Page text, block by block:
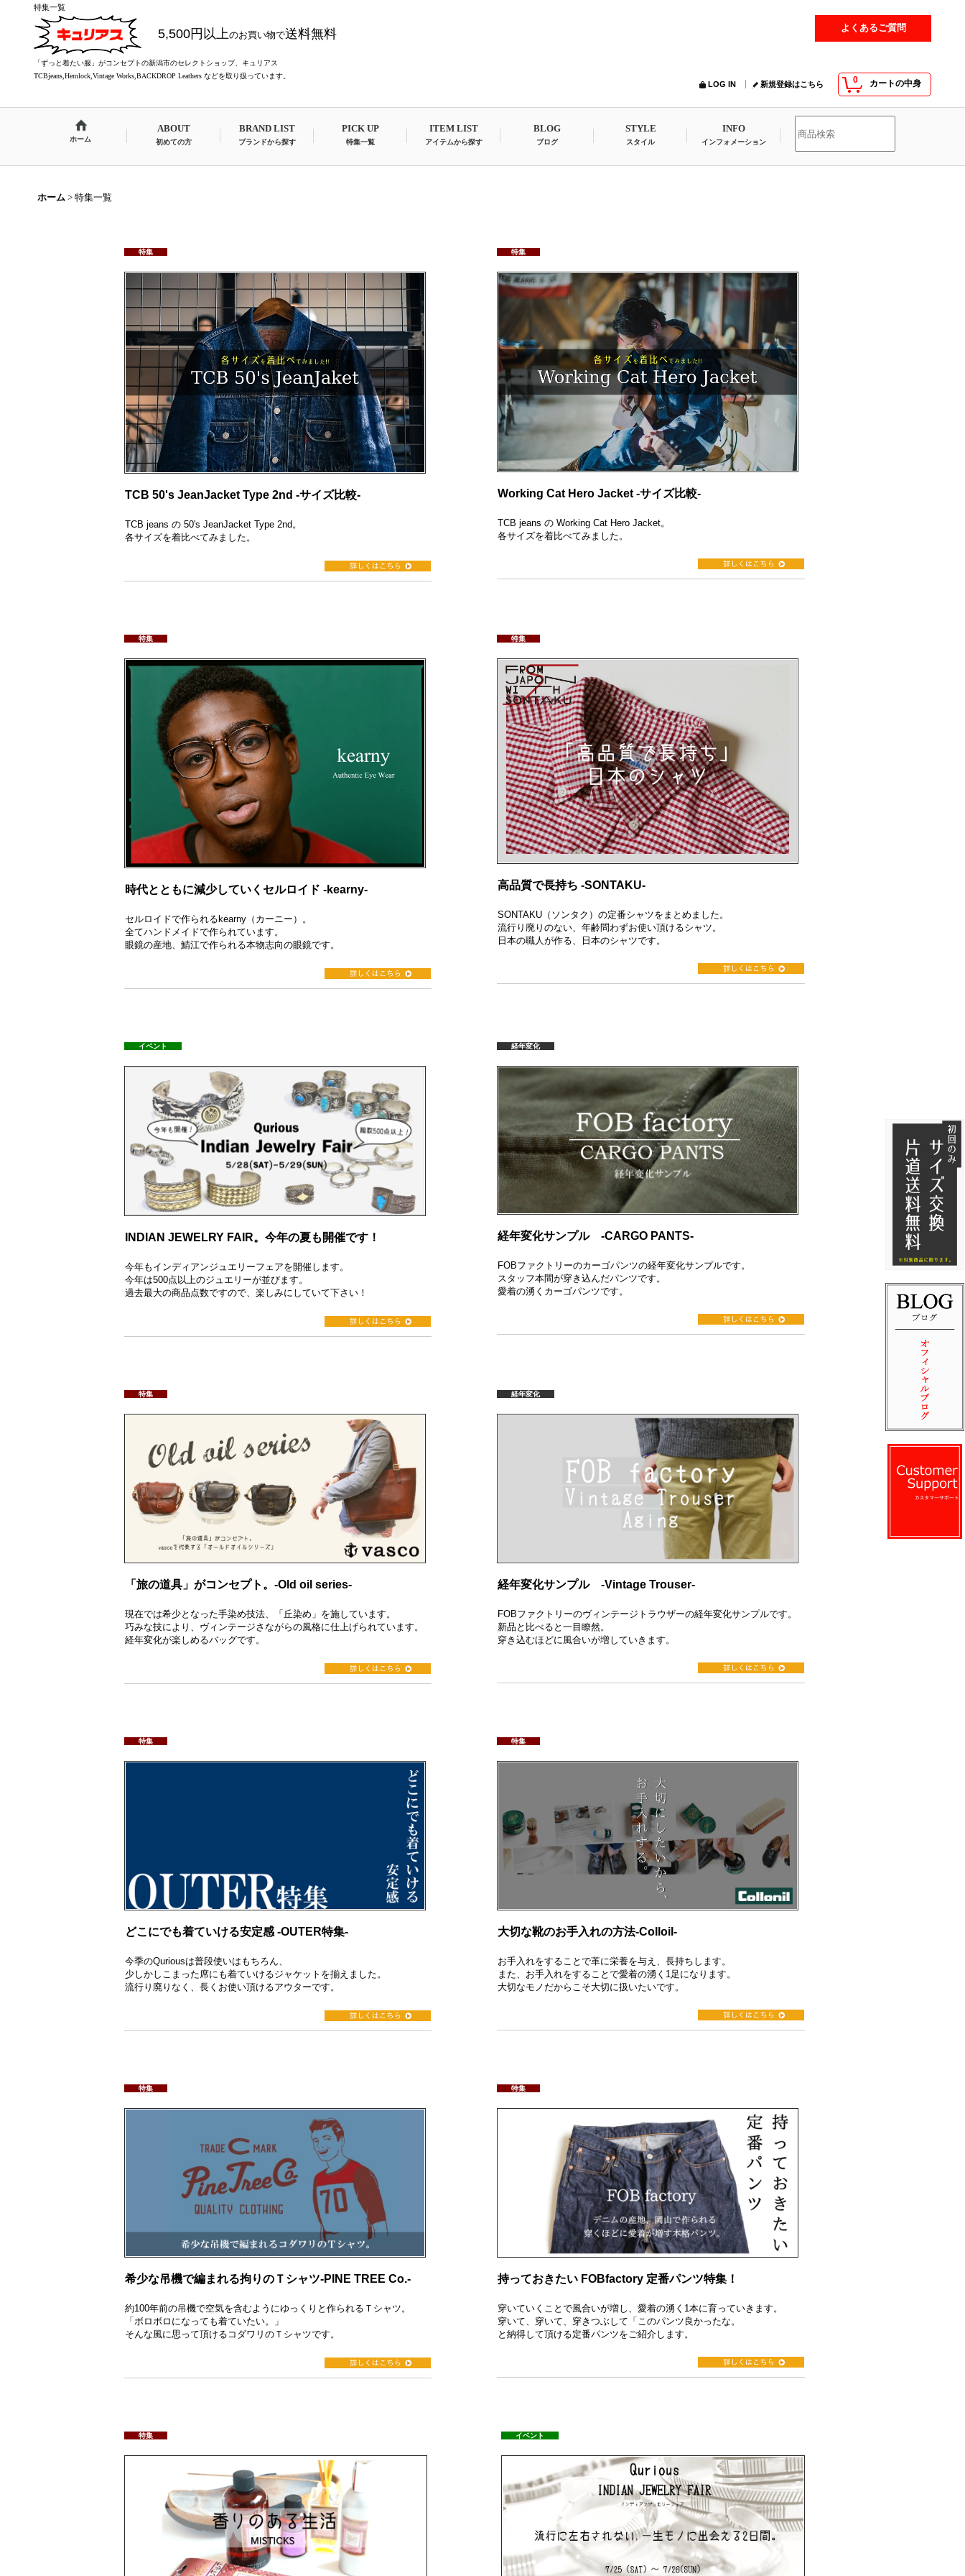
特集一覧
5,500円以上のお買い物で送料無料
「ずっと着たい服」がコンセプトの新潟市のセレクトショップ、キュリアス
TCBjeans,Hemlock,Vintage Works,BACKDROP Leathers などを取り扱っています。
よくあるご質問
0 カートの中身
LOG IN 新規登録はこちら
ホーム
ABOUT
初めての方
BRAND LIST
ブランドから探す
PICK UP
特集一覧
ITEM LIST
アイテムから探す
BLOG
ブログ
STYLE
スタイル
INFO
インフォメーション
ホーム > 特集一覧
特集
TCB 50's JeanJacket Type 2nd -サイズ比較-
TCB jeans の 50's JeanJacket Type 2nd。
各サイズを着比べてみました。
特集
Working Cat Hero Jacket -サイズ比較-
TCB jeans の Working Cat Hero Jacket。
各サイズを着比べてみました。
特集
時代とともに減少していくセルロイド -kearny-
セルロイドで作られるkearny（カーニー）。
全てハンドメイドで作られています。
眼鏡の産地、鯖江で作られる本物志向の眼鏡です。
特集
高品質で長持ち -SONTAKU-
SONTAKU（ソンタク）の定番シャツをまとめました。
流行り廃りのない、年齢問わずお使い頂けるシャツ。
日本の職人が作る、日本のシャツです。
イベント
INDIAN JEWELRY FAIR。今年の夏も開催です！
今年もインディアンジュエリーフェアを開催します。
今年は500点以上のジュエリーが並びます。
過去最大の商品点数ですので、楽しみにしていて下さい！
経年変化
経年変化サンプル -CARGO PANTS-
FOBファクトリーのカーゴパンツの経年変化サンプルです。
スタッフ本間が穿き込んだパンツです。
愛着の湧くカーゴパンツです。
特集
「旅の道具」がコンセプト。-Old oil series-
現在では希少となった手染め技法、「丘染め」を施しています。
巧みな技により、ヴィンテージさながらの風格に仕上げられています。
経年変化が楽しめるバッグです。
経年変化
経年変化サンプル -Vintage Trouser-
FOBファクトリーのヴィンテージトラウザーの経年変化サンプルです。
新品と比べると一目瞭然。
穿き込むほどに風合いが増していきます。
特集
どこにでも着ていける安定感 -OUTER特集-
今季のQuriousは普段使いはもちろん、
少しかしこまった席にも着ていけるジャケットを揃えました。
流行り廃りなく、長くお使い頂けるアウターです。
特集
大切な靴のお手入れの方法-Colloil-
お手入れをすることで革に栄養を与え、長持ちします。
また、お手入れをすることで愛着の湧く1足になります。
大切なモノだからこそ大切に扱いたいです。
特集
希少な吊機で編まれる拘りのＴシャツ-PINE TREE Co.-
約100年前の吊機で空気を含むようにゆっくりと作られるＴシャツ。
「ボロボロになっても着ていたい。」
そんな風に思って頂けるコダワリのＴシャツです。
特集
持っておきたい FOBfactory 定番パンツ特集！
穿いていくことで風合いが増し、愛着の湧く1本に育っていきます。
穿いて、穿いて、穿きつぶして「このパンツ良かったな。
と納得して頂ける定番パンツをご紹介します。
特集 イベント